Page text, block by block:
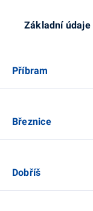
Základní
Příbram
Březnice
Dobříš